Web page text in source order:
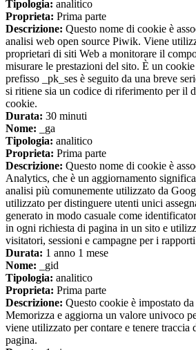
Tipologia: analitico
Proprieta: Prima parte
Descrizione: Questo nome di cookie è
analisi web open source Piwik. Viene
proprietari di siti Web a monitorare il
misurare le prestazioni del sito. È un
prefisso _pk_ses è seguito da una breve
si ritiene sia un codice di riferimento per il
cookie.
Durata: 30 minuti
Nome: _ga
Tipologia: analitico
Proprieta: Prima parte
Descrizione: Questo nome di cookie è
Analytics, che è un aggiornamento
analisi più comunemente utilizzato da
utilizzato per distinguere utenti unici
generato in modo casuale come
in ogni richiesta di pagina in un sito e
visitatori, sessioni e campagne per i
Durata: 1 anno 1 mese
Nome: _gid
Tipologia: analitico
Proprieta: Prima parte
Descrizione: Questo cookie è impostato
Memorizza e aggiorna un valore univoco
viene utilizzato per contare e tenere
pagina.